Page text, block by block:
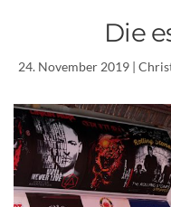
Die
24. November 2019|